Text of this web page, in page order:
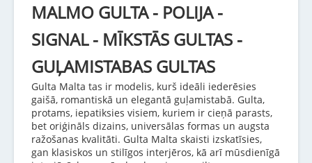
MALMO GULTA - POLIJA -
SIGNAL - MĪKSTĀS GULTAS -
GUĻAMISTABAS GULTAS
Gulta Malta tas ir modelis, kurš ideāli iederēsies
gaišā, romantiskā un elegantā guļamistabā. Gulta,
protams, iepatiksies visiem, kuriem ir cieņā parasts,
bet oriģināls dizains, universālas formas un augsta
ražošanas kvalitāti. Gulta Malta skaisti izskatīsies,
gan klasiskos un stilīgos interjēros, kā arī mūsdienīgā